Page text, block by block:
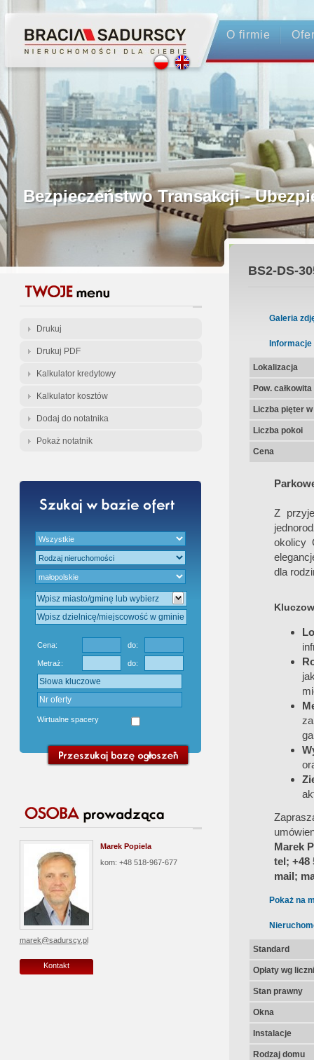
O firmie
Profesjonalne Pośrednictwo
Bezpieczeństwo Transakcji -
Licencjonowani Pośrednicy
Gwarancja Zwrotu Zadatku
Gratis - Przedwstępna Umowa
Drukuj
Drukuj PDF
Kalkulator kredytowy
Kalkulator kosztów
Dodaj do notatnika
Pokaż notatnik
Cena: do:
Metraż: do:
Wirtualne spacery
Marek Popiela
kom: +48 518-967-677
marek@sadurscy.pl
Kontakt
BS2-DS-
Galeria
Informacje
Lokalizacja
Pow.
Liczba pięter
Liczba pokoi
Cena
Z
okolicy
dla
Marek
tel; +48
mail;
Pokaż na
Standard
Opłaty wg
Stan prawny
Okna
Instalacje
Rodzaj domu